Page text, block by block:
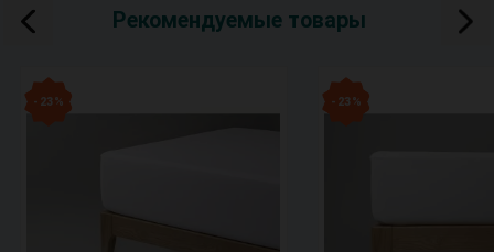
Рекомендуемые товары
- 23 % - 23 %